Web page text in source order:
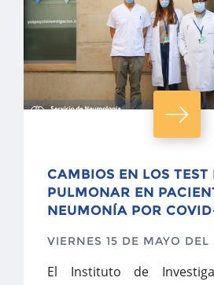
CAMBIOS EN LOS
PULMONAR EN
NEUMONÍA POR
VIERNES 15 DE MAYO
El Instituto de